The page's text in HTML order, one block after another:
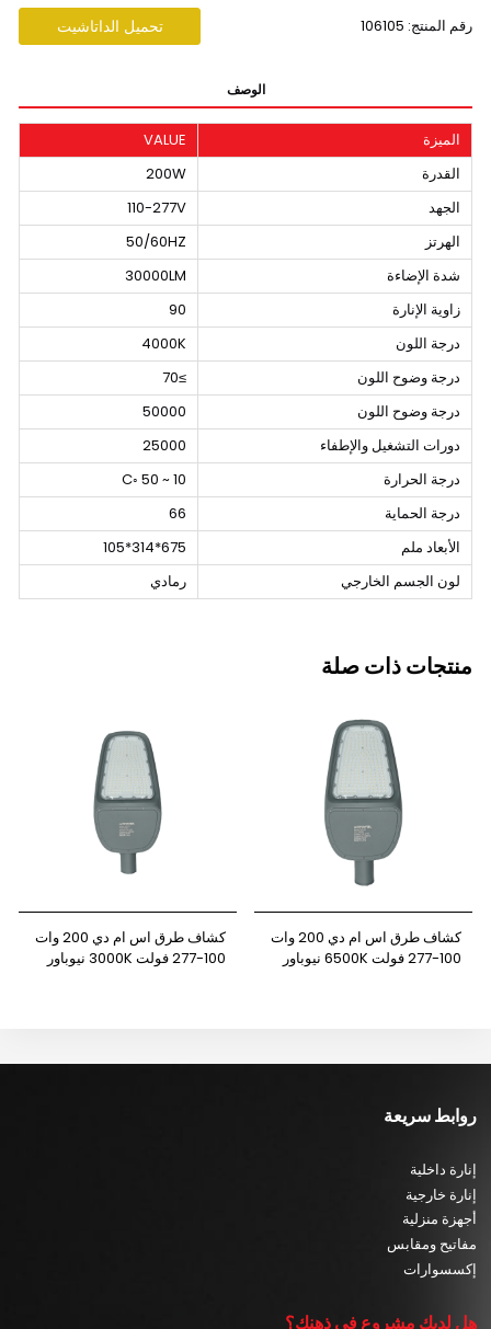
رقم المنتج: 106105 تحميل الداتاشيت
الوصف
الميزة
VALUE
القدرة
200W
الجهد
110-277V
الهرتز
50/60HZ
شدة الإضاءة
30000LM
زاوية الإنارة
90
درجة اللون
4000K
درجة وضوح اللون
≥70
درجة وضوح اللون
50000
دورات التشغيل والإطفاء
25000
درجة الحرارة
10 ~ 50 ◦C
درجة الحماية
66
الأبعاد ملم
675*314*105
لون الجسم الخارجي
رمادي
منتجات ذات صلة
كشاف طرق اس ام دي 200 وات
100-277 فولت 6500K نيوباور
كشاف طرق اس ام دي 200 وات
100-277 فولت 3000K نيوباور
روابط سريعة
إنارة داخلية
إنارة خارجية
أجهزة منزلية
مفاتيح ومقابس
إكسسوارات
هل لديك مشروع في ذهنك؟